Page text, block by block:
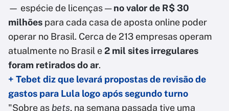
— espécie de licenças —no valor de R$ 30
milhões para cada casa de aposta online poder
operar no Brasil. Cerca de 213 empresas operam
atualmente no Brasil e2 mil sites irregulares
foram retirados do ar.
+ Tebet diz que levará propostas de revisão de
gastos para Lula logo após segundo turno
"Sobre asbets, na semana passada tive uma